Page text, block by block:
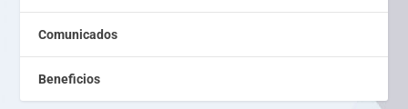
Comunicados
Beneficios